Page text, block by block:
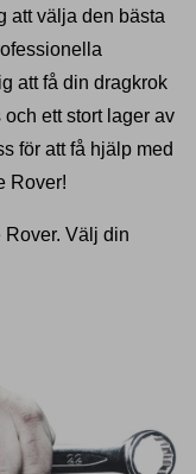
att välja den bästa
att få din dragkrok
ett stort lager av
för att få hjälp med
Rover!
Välj din